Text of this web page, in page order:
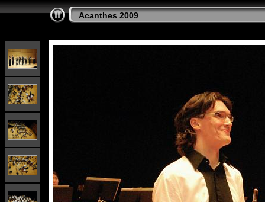
Acanthes 2009